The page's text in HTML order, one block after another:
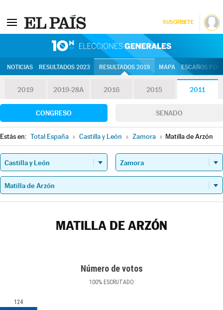
SUSCRÍBETE
NOTICIAS RESULTADOS 2023 RESULTADOS 2019 MAPA ESCAÑOS
2019 2019-28A 2016 2015 2011
CONGRESO SENADO
Estás en: Total España » Castilla y León » Zamora » Matilla de Arzón
MATILLA DE ARZÓN
Número de votos
100% ESCRUTADO
124